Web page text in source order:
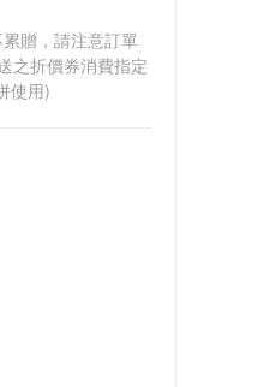
贈，請注意訂單
之折價券消費指定
使用)